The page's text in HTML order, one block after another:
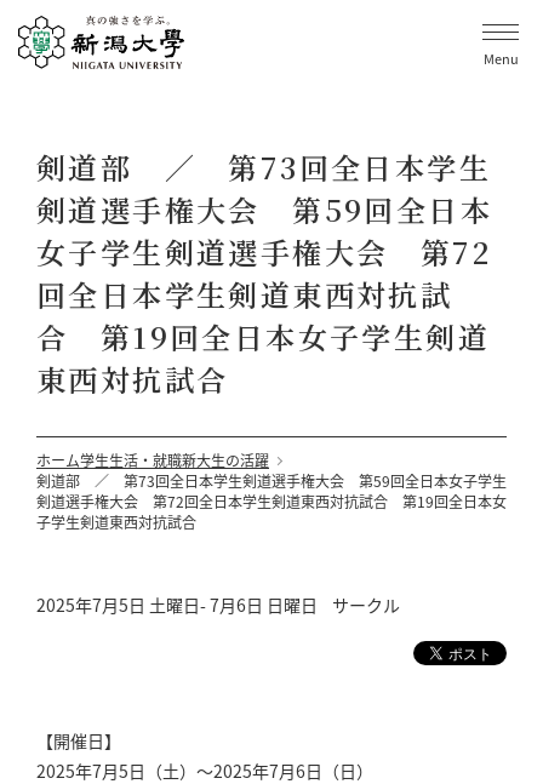
Menu
剣道部 ／ 第73回全日本学生
剣道選手権大会 第59回全日本
女子学生剣道選手権大会 第72
回全日本学生剣道東西対抗試
合 第19回全日本女子学生剣道
東西対抗試合
ホーム学生生活・就職新大生の活躍
剣道部 ／ 第73回全日本学生剣道選手権大会 第59回全日本女子学生
剣道選手権大会 第72回全日本学生剣道東西対抗試合 第19回全日本女
子学生剣道東西対抗試合
2025年7月5日 土曜日- 7月6日 日曜日 サークル
【開催日】
2025年7月5日（土）～2025年7月6日（日）